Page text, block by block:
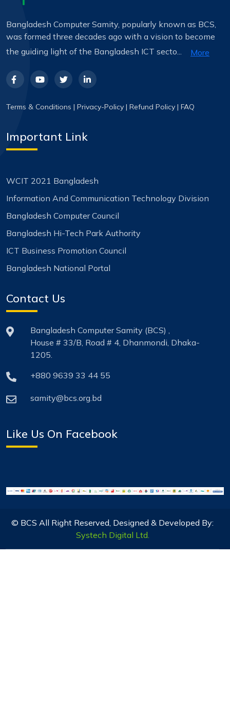
Bangladesh Computer Samity, popularly known as BCS,
was formed three decades ago with a vision to become
the guiding light of the Bangladesh ICT secto...
More
Terms & Conditions | Privacy-Policy | Refund Policy | FAQ
Important Link
WCIT 2021 Bangladesh
Information And Communication Technology Division
Bangladesh Computer Council
Bangladesh Hi-Tech Park Authority
ICT Business Promotion Council
Bangladesh National Portal
Contact Us
Bangladesh Computer Samity (BCS) ,
House # 33/B, Road # 4, Dhanmondi, Dhaka-
1205.
+880 9639 33 44 55
samity@bcs.org.bd
Like Us On Facebook
© BCS All Right Reserved, Designed & Developed By:
Systech Digital Ltd.